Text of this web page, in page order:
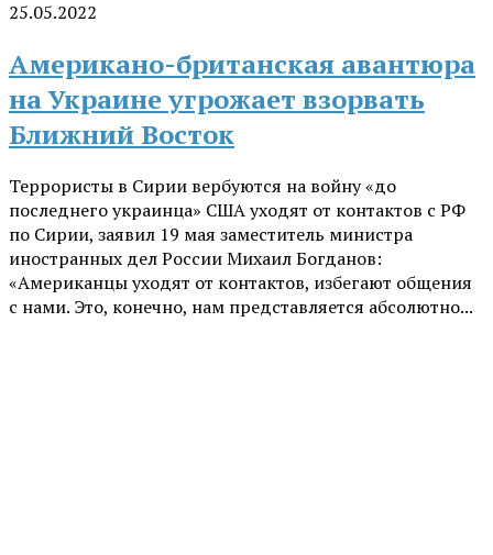
25.05.2022
Американо-британская авантюра
на Украине угрожает взорвать
Ближний Восток
Террористы в Сирии вербуются на войну «до
последнего украинца» США уходят от контактов с РФ
по Сирии, заявил 19 мая заместитель министра
иностранных дел России Михаил Богданов:
«Американцы уходят от контактов, избегают общения
с нами. Это, конечно, нам представляется абсолютно...